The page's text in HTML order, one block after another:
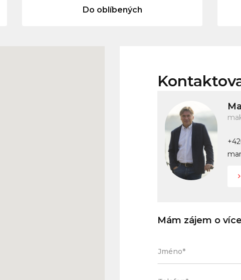
Do oblíbených
Mám zájem o